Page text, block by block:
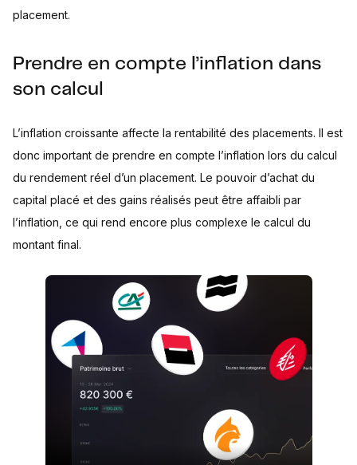
placement.
Prendre en compte l’inflation dans
son calcul
L’inflation croissante affecte la rentabilité des placements. Il est
donc important de prendre en compte l’inflation lors du calcul
du rendement réel d’un placement. Le pouvoir d’achat du
capital placé et des gains réalisés peut être affaibli par
l’inflation, ce qui rend encore plus complexe le calcul du
montant final.